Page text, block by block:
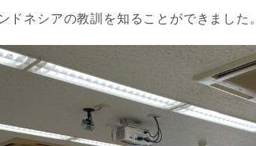
ドネシアの教訓を知ることができました。